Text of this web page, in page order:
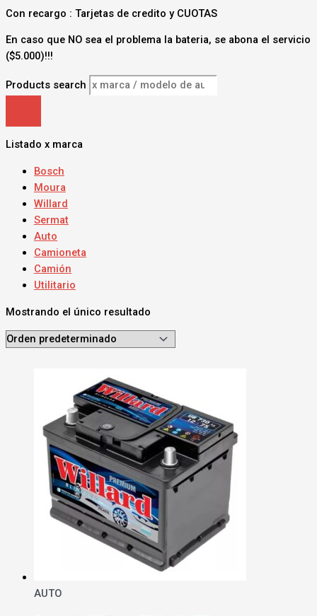
Con recargo : Tarjetas de credito y CUOTAS
En caso que NO sea el problema la bateria, se abona el servicio
($5.000)!!!
Products search
Listado x marca
Bosch
Moura
Willard
Sermat
Auto
Camioneta
Camión
Utilitario
Mostrando el único resultado
AUTO